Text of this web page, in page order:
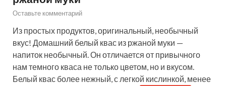
Оставьте комментарий
Из простых продуктов, оригинальный, необычный
вкус! Домашний белый квас из ржаной муки —
напиток необычный. Он отличается от привычного
нам темного кваса не только цветом, но и вкусом.
Белый квас более нежный, с легкой кислинкой, менее